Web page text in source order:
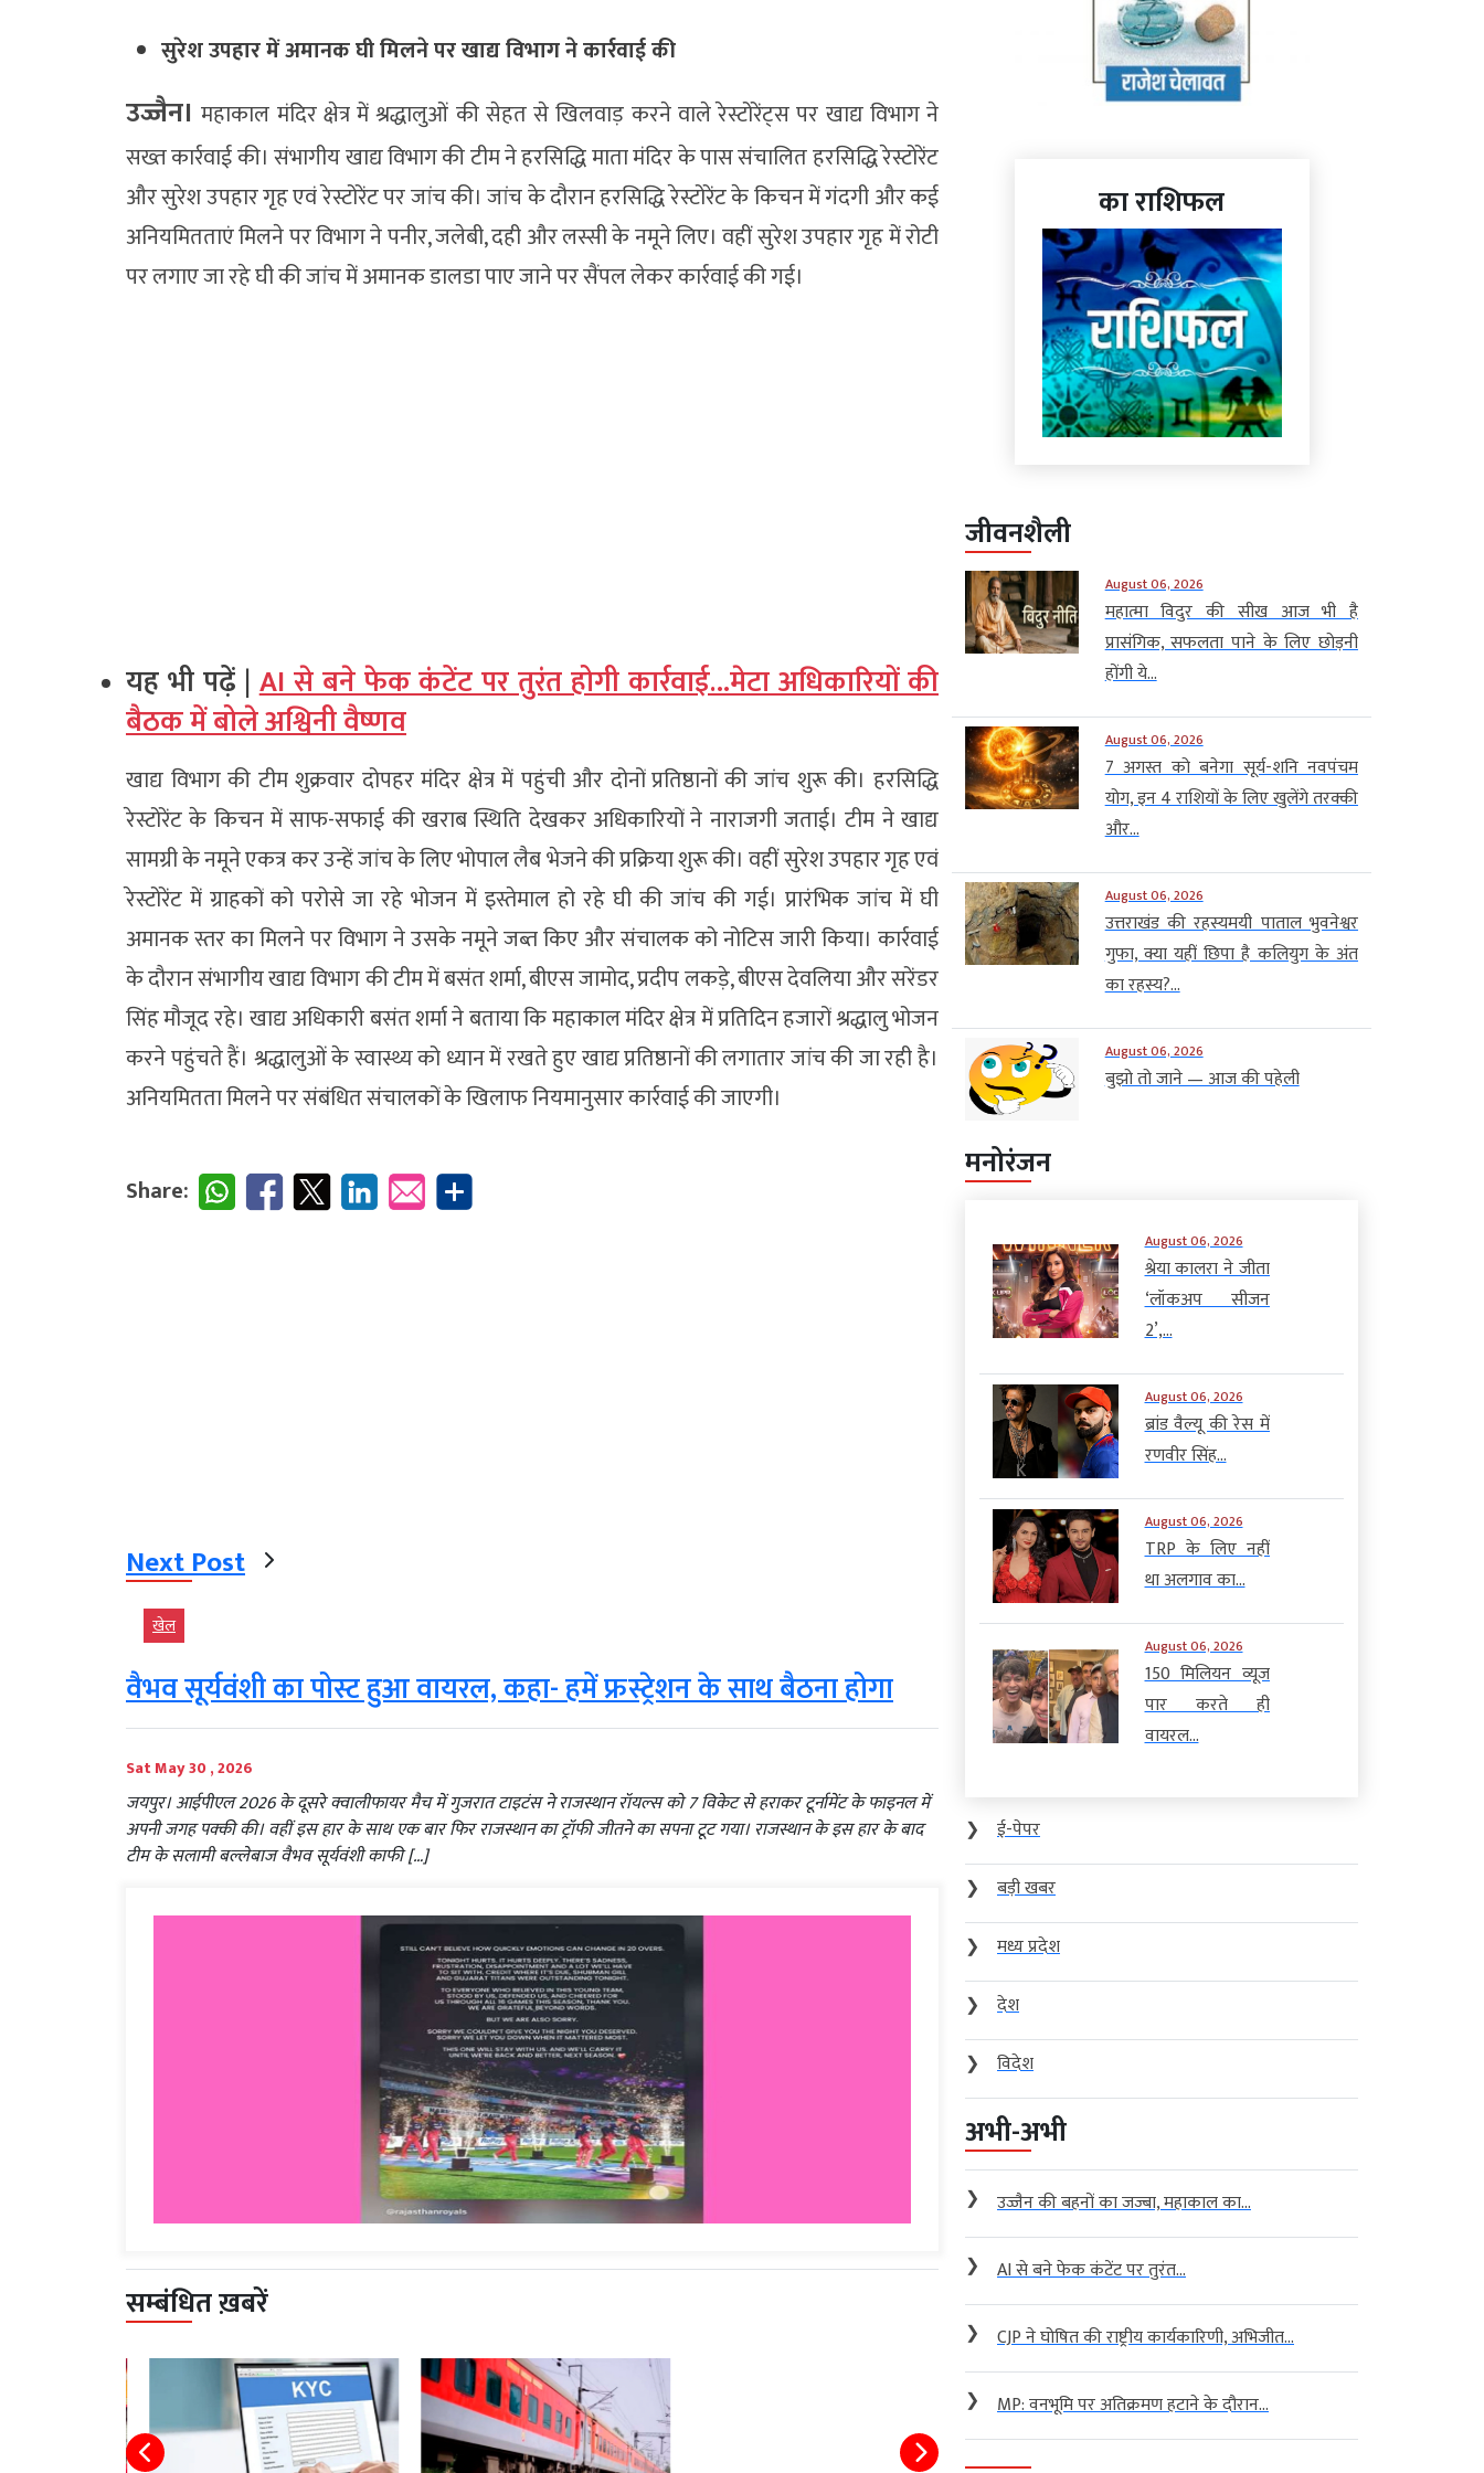
सुरेश उपहार में अमानक घी मिलने पर खाद्य विभाग ने कार्रवाई की
उज्जैन। महाकाल मंदिर क्षेत्र में श्रद्धालुओं की सेहत से खिलवाड़ करने वाले रेस्टोरेंट्स पर खाद्य विभाग ने
सख्त कार्रवाई की। संभागीय खाद्य विभाग की टीम ने हरसिद्धि माता मंदिर के पास संचालित हरसिद्धि रेस्टोरेंट
और सुरेश उपहार गृह एवं रेस्टोरेंट पर जांच की। जांच के दौरान हरसिद्धि रेस्टोरेंट के किचन में गंदगी और कई
अनियमितताएं मिलने पर विभाग ने पनीर, जलेबी, दही और लस्सी के नमूने लिए। वहीं सुरेश उपहार गृह में रोटी
पर लगाए जा रहे घी की जांच में अमानक डालडा पाए जाने पर सैंपल लेकर कार्रवाई की गई।
यह भी पढ़ें |AI से बने फेक कंटेंट पर तुरंत होगी कार्रवाई…मेटा अधिकारियों की
बैठक में बोले अश्विनी वैष्णव
खाद्य विभाग की टीम शुक्रवार दोपहर मंदिर क्षेत्र में पहुंची और दोनों प्रतिष्ठानों की जांच शुरू की। हरसिद्धि
रेस्टोरेंट के किचन में साफ-सफाई की खराब स्थिति देखकर अधिकारियों ने नाराजगी जताई। टीम ने खाद्य
सामग्री के नमूने एकत्र कर उन्हें जांच के लिए भोपाल लैब भेजने की प्रक्रिया शुरू की। वहीं सुरेश उपहार गृह एवं
रेस्टोरेंट में ग्राहकों को परोसे जा रहे भोजन में इस्तेमाल हो रहे घी की जांच की गई। प्रारंभिक जांच में घी
अमानक स्तर का मिलने पर विभाग ने उसके नमूने जब्त किए और संचालक को नोटिस जारी किया। कार्रवाई
के दौरान संभागीय खाद्य विभाग की टीम में बसंत शर्मा, बीएस जामोद, प्रदीप लकड़े, बीएस देवलिया और सरेंडर
सिंह मौजूद रहे। खाद्य अधिकारी बसंत शर्मा ने बताया कि महाकाल मंदिर क्षेत्र में प्रतिदिन हजारों श्रद्धालु भोजन
करने पहुंचते हैं। श्रद्धालुओं के स्वास्थ्य को ध्यान में रखते हुए खाद्य प्रतिष्ठानों की लगातार जांच की जा रही है।
अनियमितता मिलने पर संबंधित संचालकों के खिलाफ नियमानुसार कार्रवाई की जाएगी।
Share:
Next Post
खेल
वैभव सूर्यवंशी का पोस्ट हुआ वायरल, कहा- हमें फ्रस्ट्रेशन के साथ बैठना होगा
Sat May 30 , 2026
जयपुर। आईपीएल 2026 के दूसरे क्वालीफायर मैच में गुजरात टाइटंस ने राजस्थान रॉयल्स को 7 विकेट से हराकर टूर्नामेंट के फाइनल में
अपनी जगह पक्की की। वहीं इस हार के साथ एक बार फिर राजस्थान का ट्रॉफी जीतने का सपना टूट गया। राजस्थान के इस हार के बाद
टीम के सलामी बल्लेबाज वैभव सूर्यवंशी काफी […]
सम्बंधित ख़बरें
का राशिफल
जीवनशैली
August 06, 2026
महात्मा विदुर की सीख आज भी है
प्रासंगिक, सफलता पाने के लिए छोड़नी
होंगी ये...
August 06, 2026
7 अगस्त को बनेगा सूर्य-शनि नवपंचम
योग, इन 4 राशियों के लिए खुलेंगे तरक्की
और...
August 06, 2026
उत्तराखंड की रहस्यमयी पाताल भुवनेश्वर
गुफा, क्या यहीं छिपा है कलियुग के अंत
का रहस्य?...
August 06, 2026
बुझो तो जाने — आज की पहेली
मनोरंजन
August 06, 2026
श्रेया कालरा ने जीता
‘लॉकअप सीजन
2’,...
August 06, 2026
ब्रांड वैल्यू की रेस में
रणवीर सिंह...
August 06, 2026
TRP के लिए नहीं
था अलगाव का...
August 06, 2026
150 मिलियन व्यूज
पार करते ही
वायरल...
❯
ई-पेपर
❯
बड़ी खबर
❯
मध्य प्रदेश
❯
देश
❯
विदेश
अभी-अभी
❯ उज्जैन की बहनों का जज्बा, महाकाल का...
❯ AI से बने फेक कंटेंट पर तुरंत...
❯ CJP ने घोषित की राष्ट्रीय कार्यकारिणी, अभिजीत...
❯ MP: वनभूमि पर अतिक्रमण हटाने के दौरान...